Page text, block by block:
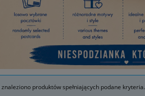
znaleziono produktów spełniających podane kryteria.